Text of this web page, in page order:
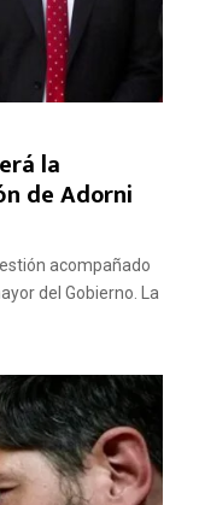
la
de Adorni
acompañado
del Gobierno. La